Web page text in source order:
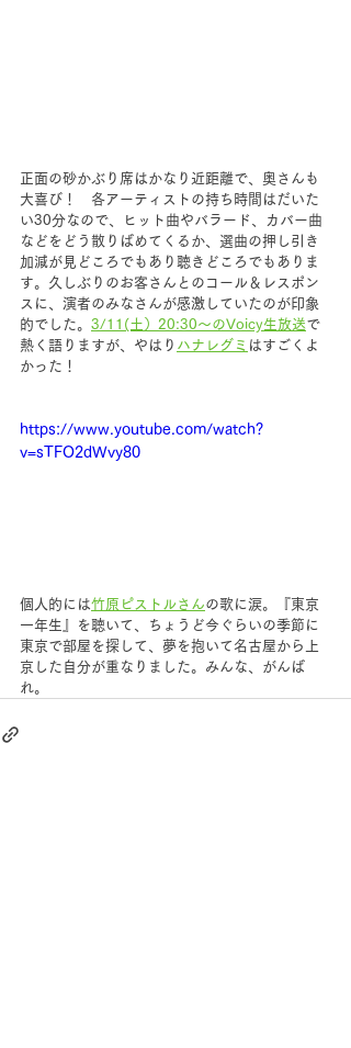
正面の砂かぶり席はかなり近距離で、奥さんも
大喜び！　各アーティストの持ち時間はだいた
い30分なので、ヒット曲やバラード、カバー曲
などをどう散りばめてくるか、選曲の押し引き
加減が見どころでもあり聴きどころでもありま
す。久しぶりのお客さんとのコール＆レスポン
スに、演者のみなさんが感激していたのが印象
的でした。 3/11(土）20:30～のVoicy生放送で
熱く語りますが、やはり ハナレグミ はすごくよ
かった！
https://www.youtube.com/watch?
v=sTFO2dWvy80
個人的には竹原ピストルさんの歌に涙。『東京
一年生』を聴いて、ちょうど今ぐらいの季節に
東京で部屋を探して、夢を抱いて名古屋から上
京した自分が重なりました。みんな、がんば
れ。